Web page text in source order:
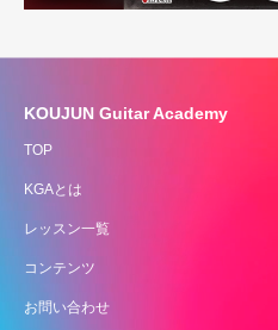
KOUJUN Guitar Academy
TOP
KGAとは
レッスン一覧
コンテンツ
お問い合わせ